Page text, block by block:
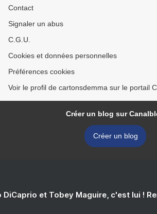
Contact
Signaler un abus
C.G.U.
Cookies et données personnelles
Préférences cookies
Voir le profil de cartonsdemma sur le portail
Créer un blog sur
Créer un blog
DiCaprio et Tobey Maguire, c'est lui !